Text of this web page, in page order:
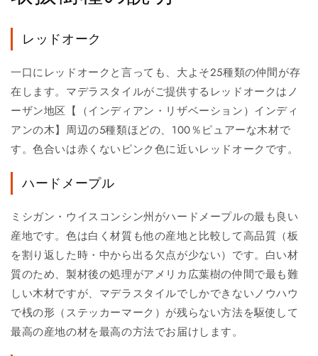
レッドオーク
一口にレッドオークと言っても、大よそ25種類の仲間が存
在します。マデラスタイルがご提供するレッドオークはノ
ーザン地区【（インディアン・リザベーション）インディ
アンの木】周辺の5種類ほどの、100％ピュアーな木材で
す。色合いは赤くないピンク色に近いレッドオークです。
ハードメープル
ミシガン・ウイスコンシン州がハードメープルの最も良い
産地です。色は白く材質も他の産地と比較して高品質（板
を割り返した時・中から出る欠点が少ない）です。白い材
質のため、製材後の処理がアメリカ広葉樹の仲間で最も難
しい木材ですが、マデラスタイルでしかできないノウハウ
で桟の形（ステッカーマーク）が残らない方法を駆使して
最高の産地の材を最高の方法でお届けします。